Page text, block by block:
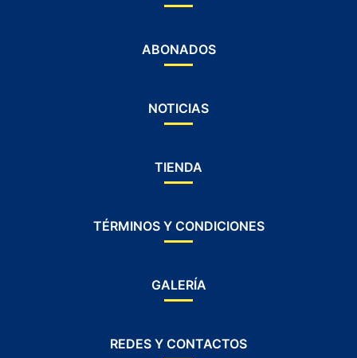
ABONADOS
NOTICIAS
TIENDA
TÉRMINOS Y CONDICIONES
GALERÍA
REDES Y CONTACTOS